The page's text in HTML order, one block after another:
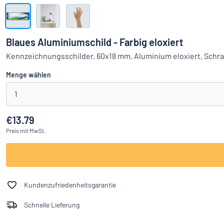
Das
Alle Kategorien anzeigen
Einloggen
Kundenservice
Privat
Blaues Aluminiumschild - Farbig eloxiert
Kennzeichnungsschilder, 60x18 mm, Aluminium eloxiert,
Menge wählen
1
€13.79
Preis mit MwSt.
Kundenzufriedenheitsgarantie
Schnelle Lieferung